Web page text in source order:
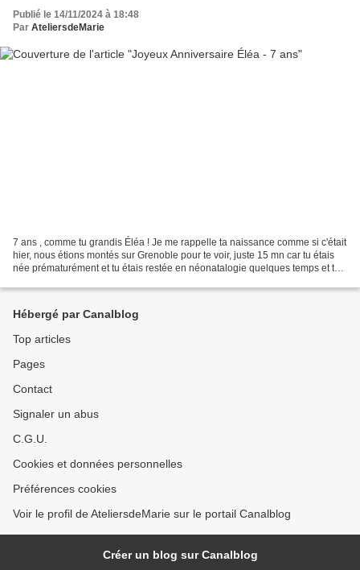
Publié le 14/11/2024 à 18:48
Par AteliersdeMarie
7 ans , comme tu grandis Éléa ! Je me rappelle ta naissance comme si c'était
hier, nous étions montés sur Grenoble pour te voir, juste 15 mn car tu étais
née prématurément et tu étais restée en néonatalogie quelques temps et te
Hébergé par Canalblog
Top articles
Pages
Contact
Signaler un abus
C.G.U.
Cookies et données personnelles
Préférences cookies
Voir le profil de AteliersdeMarie sur le portail Canalblog
Créer un blog sur Canalblog